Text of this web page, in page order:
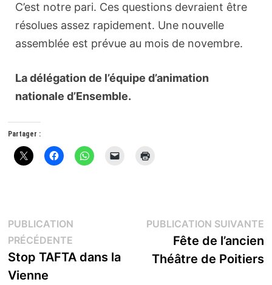
C’est notre pari. Ces questions devraient être
résolues assez rapidement. Une nouvelle
assemblée est prévue au mois de novembre.
La délégation de l’équipe d’animation
nationale d’Ensemble.
Partager :
Navigation
de
l’article
PUBLICATION
PRÉCÉDENTEPublication
précédente :
Stop TAFTA dans la
Vienne
PUBLICATION SUIVANTE
Fête de l’ancien
Théâtre de Poitiers